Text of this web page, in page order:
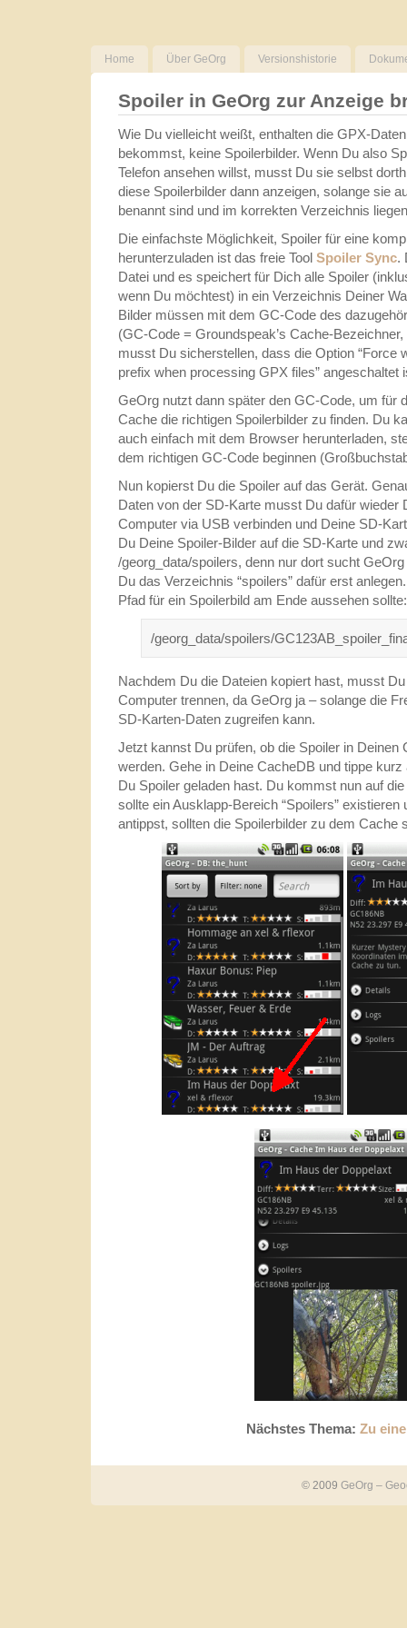
Home Über GeOrg Versionshistorie
Spoiler in GeOrg zur Anzeige
Wie Du vielleicht weißt, enthalten die GPX-
bekommst, keine Spoilerbilder. Wenn Du also
Telefon ansehen willst, musst Du sie selbst
diese Spoilerbilder dann anzeigen, solange sie
benannt sind und im korrekten Verzeichnis
Die einfachste Möglichkeit, Spoiler für eine
herunterzuladen ist das freie Tool Spoiler Sync.
Datei und es speichert für Dich alle Spoiler
wenn Du möchtest) in ein Verzeichnis Deiner
Bilder müssen mit dem GC-Code des
(GC-Code = Groundspeak’s Cache-
musst Du sicherstellen, dass die Option “Force
prefix when processing GPX files” angeschaltet
GeOrg nutzt dann später den GC-Code, um für
Cache die richtigen Spoilerbilder zu finden. Du
auch einfach mit dem Browser herunterladen,
dem richtigen GC-Code beginnen
Nun kopierst Du die Spoiler auf das Gerät.
Daten von der SD-Karte musst Du dafür wieder
Computer via USB verbinden und Deine SD-
Du Deine Spoiler-Bilder auf die SD-Karte und
/georg_data/spoilers, denn nur dort sucht
Du das Verzeichnis “spoilers” dafür erst
Pfad für ein Spoilerbild am Ende aussehen sollte:
/georg_data/spoilers/
Nachdem Du die Dateien kopiert hast, musst
Computer trennen, da GeOrg ja – solange die
SD-Karten-Daten zugreifen kann.
Jetzt kannst Du prüfen, ob die Spoiler in Deinen
werden. Gehe in Deine CacheDB und tippe
Du Spoiler geladen hast. Du kommst nun auf
sollte ein Ausklapp-Bereich “Spoilers” existieren
antippst, sollten die Spoilerbilder zu dem Cache
Nächstes Thema: Zu
© 2009 GeOrg –